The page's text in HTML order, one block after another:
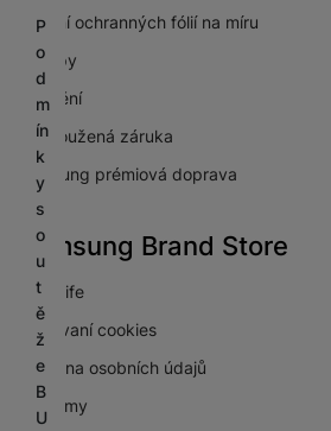
P
o
d
m
ín
k
y
s
o
u
t
ě
ž
e
B
U
Lepení ochranných fólií na míru
Výkupy
Pojištění
Prodloužená záruka
Samsung prémiová doprava
Samsung Brand Store
NextLife
Používaní cookies
Ochrana osobních údajů
Pro firmy